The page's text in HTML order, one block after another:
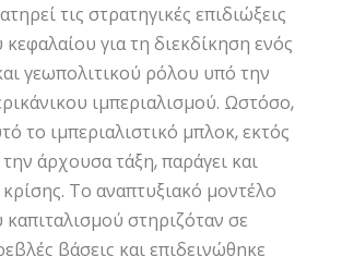
τις στρατηγικές επιδιώξεις
για τη διεκδίκηση ενός
γεωπολιτικού ρόλου υπό την
ιμπεριαλισμού. Ωστόσο,
το ιμπεριαλιστικό μπλοκ, εκτός
άρχουσα τάξη, παράγει και
Το αναπτυξιακό μοντέλο
στηριζόταν σε
βάσεις και επιδεινώθηκε